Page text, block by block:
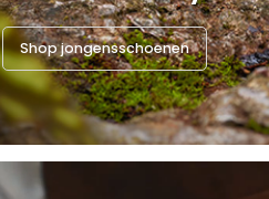
Shop jongensschoenen